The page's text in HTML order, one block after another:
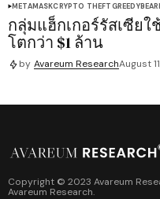
METAMASKCRYPTO THEFTGREEDYBEAR
กลุ่มแฮ็กเกอร์รัสเซีย
โตกว่า $1 ล้าน
by Avareum ResearchAugust
Copyright © 2023 Avareum
Avareum Research.